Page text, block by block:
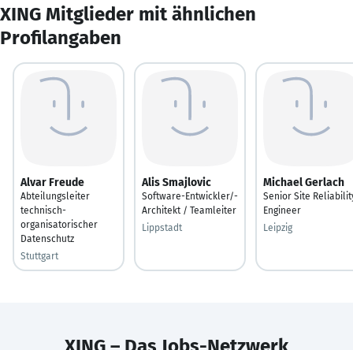
XING Mitglieder mit ähnlichen
Profilangaben
Alvar Freude
Abteilungsleiter
technisch-
organisatorischer
Datenschutz
Stuttgart
Alis Smajlovic
Software-Entwickler/-
Architekt / Teamleiter
Lippstadt
Michael Gerlach
Senior Site
Engineer
Leipzig